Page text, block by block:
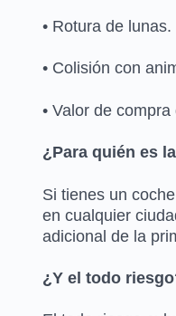
• Rotura de lunas.
• Colisión con
• Valor de
¿Para quién es
Si tienes un
en cualquier
adicional de la
¿Y el todo